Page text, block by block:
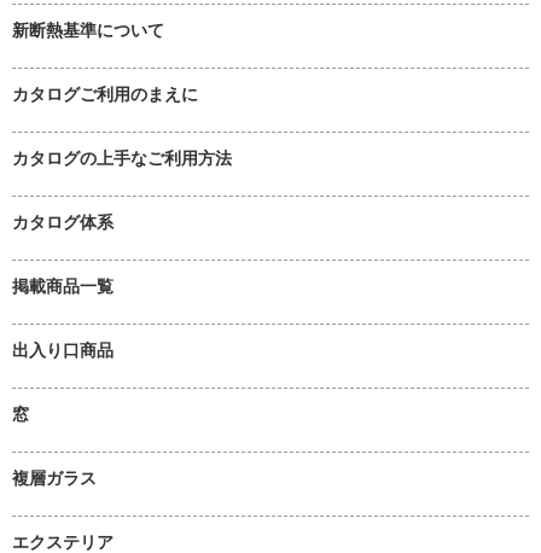
新断熱基準について
カタログご利用のまえに
カタログの上手なご利用方法
カタログ体系
掲載商品一覧
出入り口商品
窓
複層ガラス
エクステリア